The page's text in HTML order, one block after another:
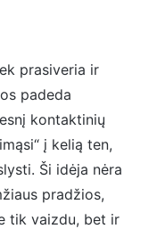
prasiveria ir
padeda
kontaktinių
į kelią ten,
Ši idėja nėra
pradžios,
tik vaizdu, bet ir